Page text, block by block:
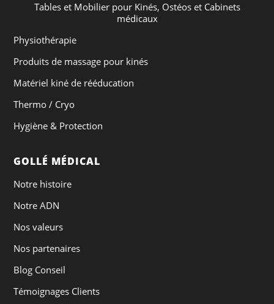
Tables et Mobilier pour Kinés, Ostéos et Cabinets
médicaux
Physiothérapie
Produits de massage pour kinés
Matériel kiné de rééducation
Thermo / Cryo
Hygiène & Protection
GOLLÉ MÉDICAL
Notre histoire
Notre ADN
Nos valeurs
Nos partenaires
Blog Conseil
Témoignages Clients